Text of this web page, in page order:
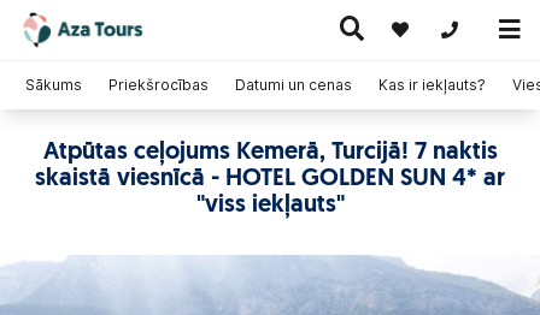
+371
Ceļojumi
pa Eiropu
Kruīzi
Karstie
Atpūtas ceļojums Kemerā, Turcijā! 7 naktis
skaistā viesnīcā - HOTEL GOLDEN SUN 4* ar
"viss iekļauts"
Sākums Priekšrocības Datumi un cenas Kas ir iekļauts?